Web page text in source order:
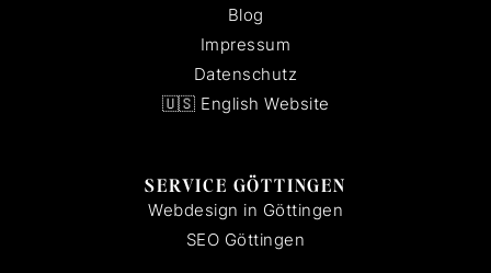
SERVICE GÖTTINGEN
Webdesign in Göttingen
SEO Göttingen
Blog
Impressum
Datenschutz
🇺🇸 English Website